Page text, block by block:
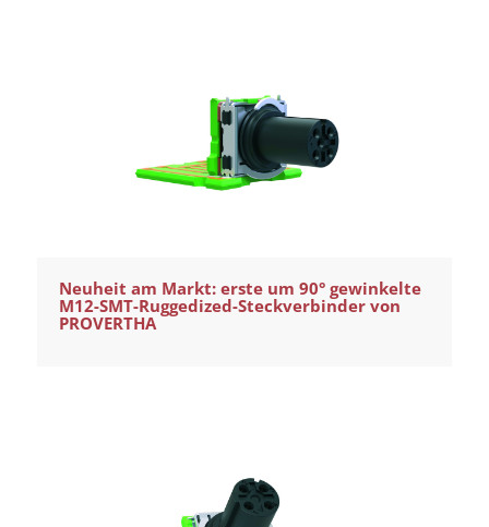
Neuheit am Markt: erste um 90° gewinkelte
M12-SMT-Ruggedized-Steckverbinder von
PROVERTHA